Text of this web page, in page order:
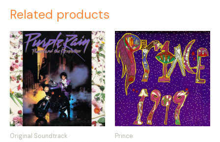
Related products
Original Soundtrack Prince